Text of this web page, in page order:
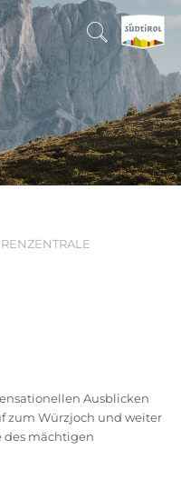
Ausblicken
zum Würzjoch und weiter
des mächtigen